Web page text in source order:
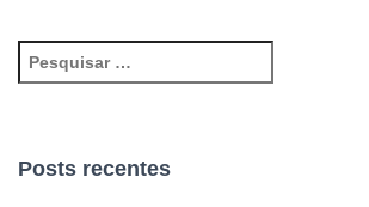
e
u
Posts recentes